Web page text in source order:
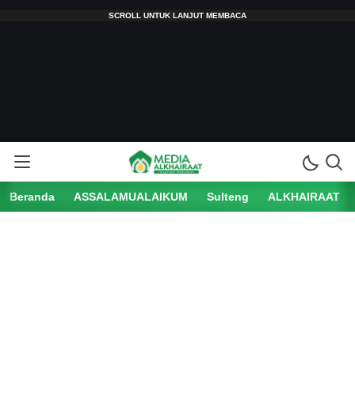
Beranda ASSALAMUALAIKUM Sulteng ALKHAIRAAT